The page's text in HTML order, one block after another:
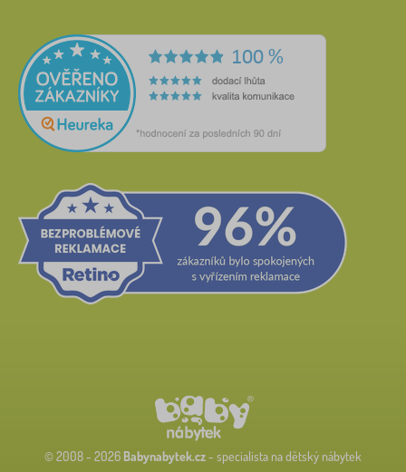
© 2008 - 2026 Babynabytek.cz- specialista na dětský nábytek